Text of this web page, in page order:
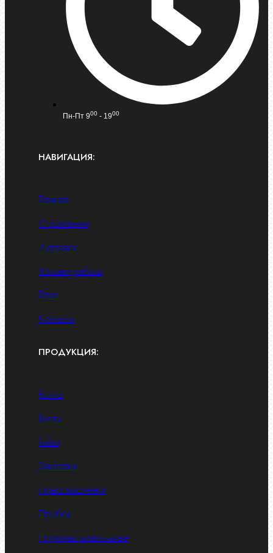
Пн-Пт 900 - 1900
НАВИГАЦИЯ:
Главная
О компании
Доставка
Условия работы
Блог
Контакты
ПРОДУКЦИЯ:
Болты
Винты
Гайки
Заклепки
Пресс-масленки
Пробки
Пружины тарельчатые